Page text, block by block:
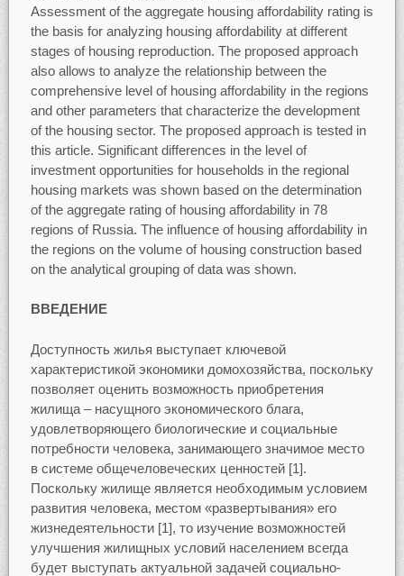
Assessment of the aggregate housing affordability rating is
the basis for analyzing housing affordability at different
stages of housing reproduction. The proposed approach
also allows to analyze the relationship between the
comprehensive level of housing affordability in the regions
and other parameters that characterize the development
of the housing sector. The proposed approach is tested in
this article. Significant differences in the level of
investment opportunities for households in the regional
housing markets was shown based on the determination
of the aggregate rating of housing affordability in 78
regions of Russia. The influence of housing affordability in
the regions on the volume of housing construction based
on the analytical grouping of data was shown.
ВВЕДЕНИЕ
Доступность жилья выступает ключевой
характеристикой экономики домохозяйства, поскольку
позволяет оценить возможность приобретения
жилища – насущного экономического блага,
удовлетворяющего биологические и социальные
потребности человека, занимающего значимое место
в системе общечеловеческих ценностей [1].
Поскольку жилище является необходимым условием
развития человека, местом «развертывания» его
жизнедеятельности [1], то изучение возможностей
улучшения жилищных условий населением всегда
будет выступать актуальной задачей социально-